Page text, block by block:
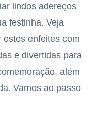
lindos adereços
festinha. Veja
enfeites com
e divertidas para
além
Vamos ao passo